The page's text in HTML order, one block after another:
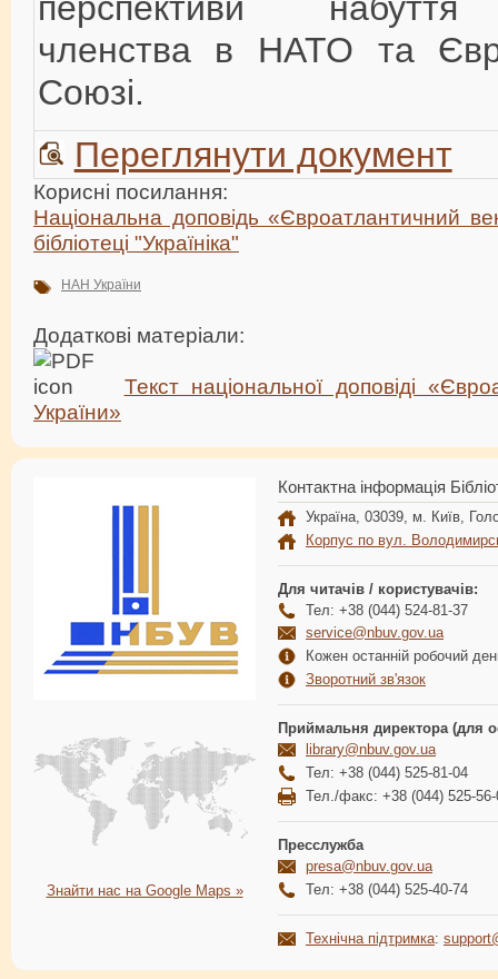
членства в НАТО та
Союзі.
Переглянути документ
Корисні посилання:
Національна доповідь «Євроатлантичний
бібліотеці "Україніка"
НАН України
Додаткові матеріали:
Текст національної доповіді
України»
Знайти нас на Google Maps »
Контактна інформація
Україна, 03039, м. Київ,
Корпус по вул.
Для читачів / користувачів:
Тел: +38 (044) 524-81-37
service@nbuv.gov.ua
Кожен останній робочий
Зворотний зв'язок
Приймальня директора (для
library@nbuv.gov.ua
Тел: +38 (044) 525-81-04
Тел./факс: +38 (044) 525-56-
Пресслужба
presa@nbuv.gov.ua
Тел: +38 (044) 525-40-74
Технічна підтримка: